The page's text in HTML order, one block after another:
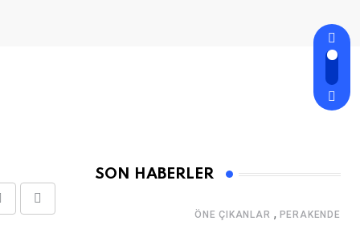
SON HABERLER
ÖNE ÇIKANLAR , PERAKENDE